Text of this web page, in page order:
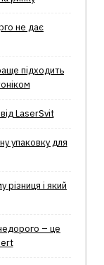
не дає
підходить
LaserSvit
упаковку для
і який
– це